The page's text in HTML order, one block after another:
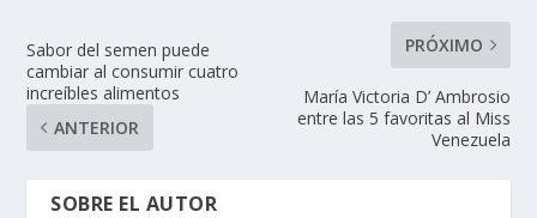
Sabor del semen puede
cambiar al consumir cuatro
increíbles alimentos
ANTERIOR
PRÓXIMO
María Victoria D’ Ambrosio
entre las 5 favoritas al Miss
Venezuela
SOBRE EL AUTOR